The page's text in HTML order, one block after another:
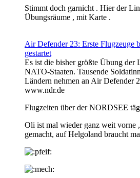
Stimmt doch garnicht . Hier der
Übungsräume , mit Karte .
Air Defender 23: Erste Flugzeuge
gestartet
Es ist die bisher größte Übung der
NATO-Staaten. Tausende
Ländern nehmen an Air Defender
www.ndr.de
Flugzeiten über der NORDSEE
Oli ist mal wieder ganz weit vorne
gemacht, auf Helgoland braucht